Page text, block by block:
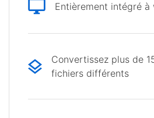
Entièrement intégré à
Convertissez plus de
fichiers différents